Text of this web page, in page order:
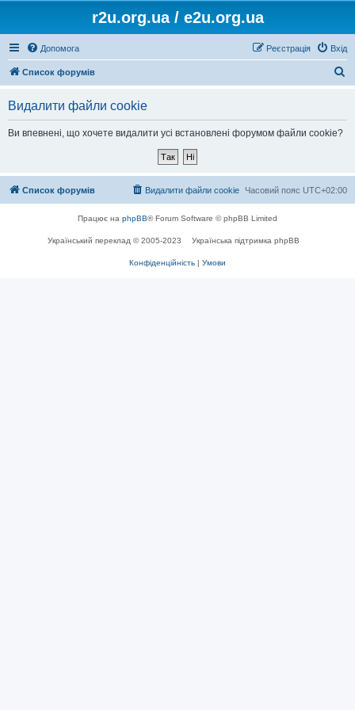
r2u.org.ua / e2u.org.ua
Допомога Вхід
Реєстрація
Список форумів
Видалити файли cookie
Ви впевнені, що хочете видалити усі встановлені форумом файли cookie?
Список форумів Часовий пояс UTC+02:00
Видалити файли cookie
Працює на phpBB® Forum Software © phpBB Limited
Український переклад © 2005-2023 Українська підтримка phpBB
Конфіденційність | Умови